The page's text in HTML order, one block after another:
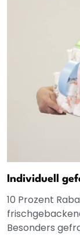
Individuell
10 Prozent
Besonders